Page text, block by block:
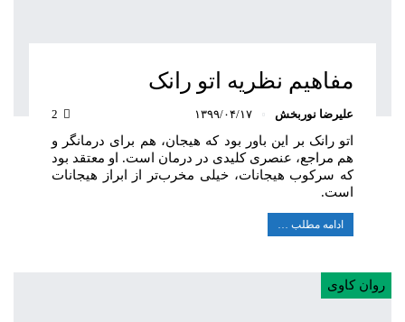
مفاهیم نظریه اتو رانک
علیرضا نوربخش ۱۳۹۹/۰۴/۱۷
اتو رانک بر این باور بود که هیجان، هم برای درمانگر و
هم مراجع، عنصری کلیدی در درمان است. او معتقد بود
که سرکوب هیجانات، خیلی مخرب‌تر از ابراز هیجانات
است.
ادامه مطلب …
روان کاوی